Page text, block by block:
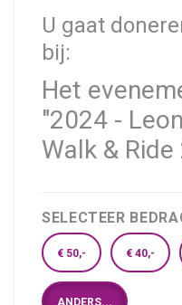
U gaat
bij:
Het
"2024 -
Walk &
SELECTEER
€ 50,- € 40,-
ANDERS...